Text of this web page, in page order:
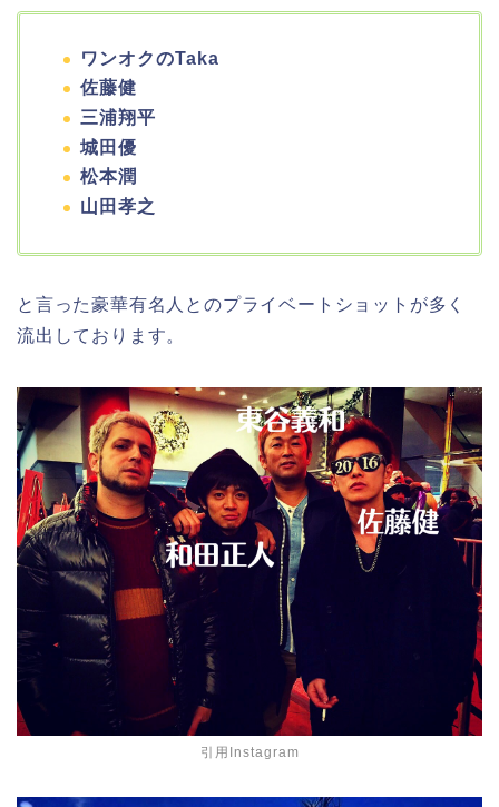
ワンオクのTaka
佐藤健
三浦翔平
城田優
松本潤
山田孝之
と言った豪華有名人とのプライベートショットが多く
流出しております。
引用Instagram